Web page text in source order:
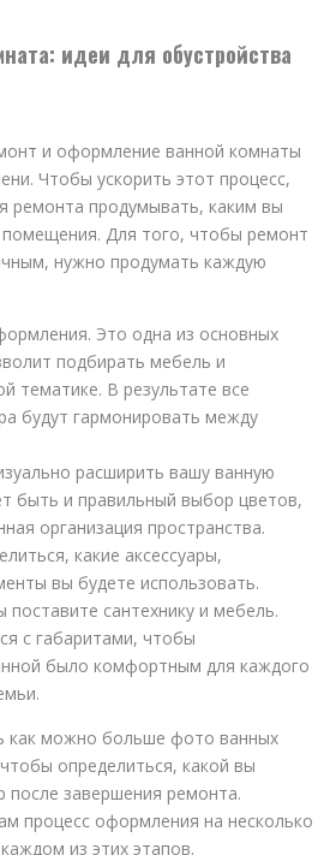
идеи для обустройства
и оформление ванной комнаты
Чтобы ускорить этот процесс,
ремонта продумывать, каким вы
помещения. Для того, чтобы ремонт
нужно продумать каждую
Это одна из основных
подбирать мебель и
тематике. В результате все
будут гармонировать между
расширить вашу ванную
быть и правильный выбор цветов,
организация пространства.
какие аксессуары,
вы будете использовать.
поставите сантехнику и мебель.
с габаритами, чтобы
было комфортным для каждого
как можно больше фото ванных
определиться, какой вы
после завершения ремонта.
процесс оформления на несколько
из этих этапов.